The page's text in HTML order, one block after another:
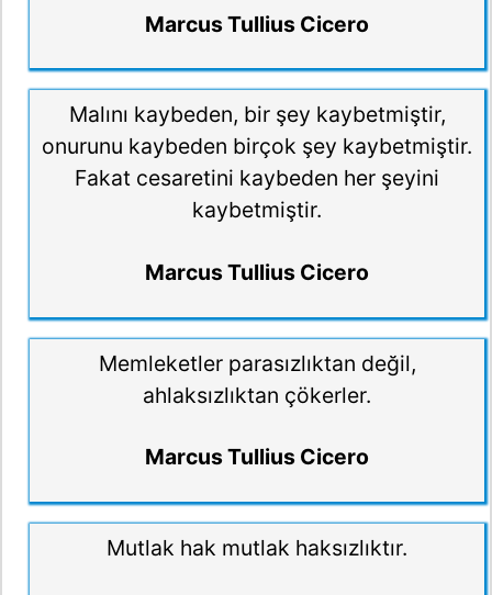
Marcus Tullius Cicero
Malını kaybeden, bir şey kaybetmiştir,
onurunu kaybeden birçok şey kaybetmiştir.
Fakat cesaretini kaybeden her şeyini
kaybetmiştir.
Marcus Tullius Cicero
Memleketler parasızlıktan değil,
ahlaksızlıktan çökerler.
Marcus Tullius Cicero
Mutlak hak mutlak haksızlıktır.